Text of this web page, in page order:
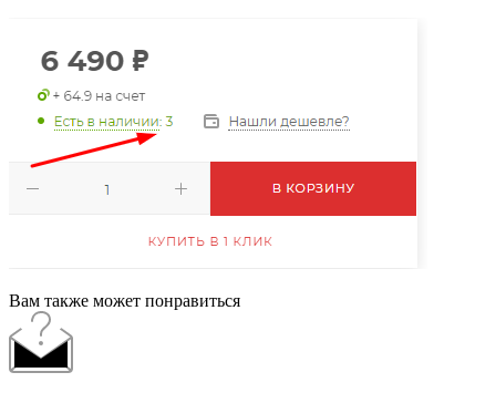
Вам также может понравиться